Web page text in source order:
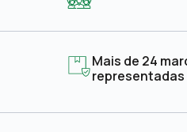
Mais de 24
representadas